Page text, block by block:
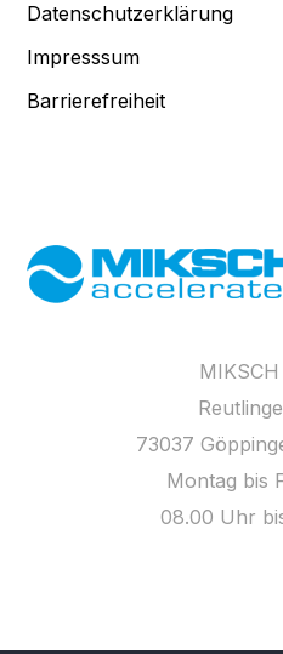
Datenschutzerklärung
Impresssum
Barrierefreiheit
73037
Montag bis
08.00 Uhr